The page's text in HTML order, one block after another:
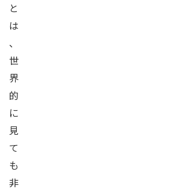
と
は
、
世
界
的
に
見
て
も
非